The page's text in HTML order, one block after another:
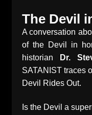
The Devil
A conversation
of the Devil in
historian
Dr.
SATANIST traces
Devil Rides Out.
Is the Devil a